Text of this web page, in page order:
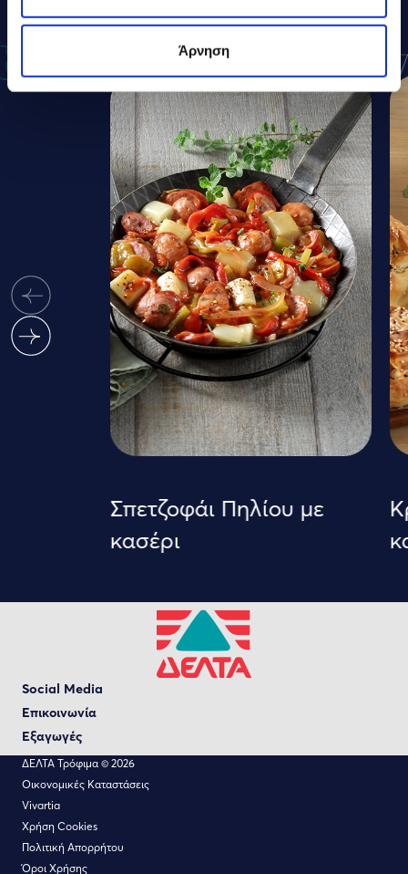
Άρνηση
Σπετζοφάι Πηλίου με
κασέρι
Social Media
Επικοινωνία
Εξαγωγές
ΔΕΛΤΑ Τρόφιμα © 2026
Οικονομικές Καταστάσεις
Vivartia
Χρήση Cookies
Πολιτική Απορρήτου
Όροι Χρήσης